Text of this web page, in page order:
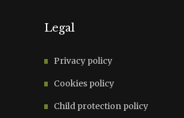
Legal
Privacy policy
Cookies policy
Child protection policy